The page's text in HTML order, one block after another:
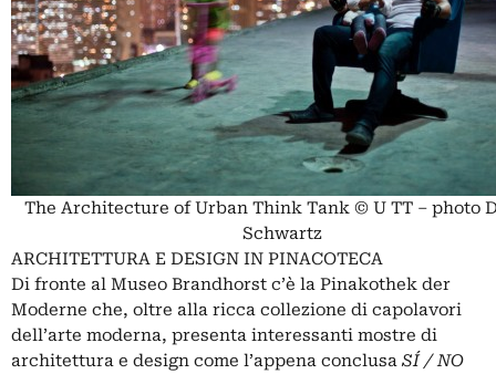
The Architecture of Urban Think Tank © U TT – photo
Schwartz
ARCHITETTURA E DESIGN IN PINACOTECA
Di fronte al Museo Brandhorst c’è la Pinakothek der
Moderne che, oltre alla ricca collezione di capolavori
dell’arte moderna, presenta interessanti mostre di
architettura e design come l’appena conclusa SÍ / NO